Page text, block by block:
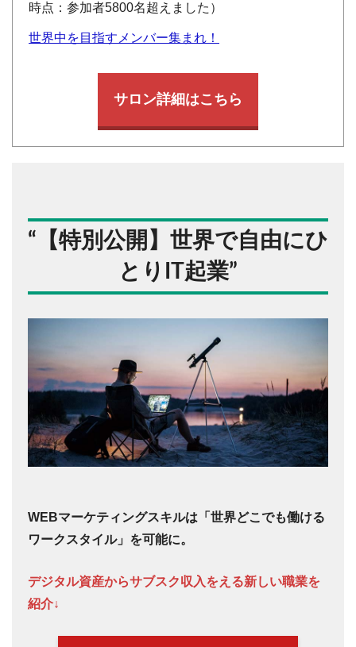
時点：参加者5800名超えました）
世界中を目指すメンバー集まれ！
サロン詳細はこちら
“ 【特別公開】世界で自由にひ
とりIT起業”
WEBマーケティングスキルは「世界どこでも働ける
ワークスタイル」を可能に。
デジタル資産からサブスク収入をえる新しい職業を
紹介↓